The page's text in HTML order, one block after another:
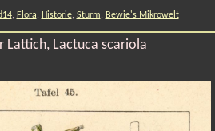
, Flora, Historie, Sturm, Bewie's Mikrowelt
Lattich, Lactuca scariola